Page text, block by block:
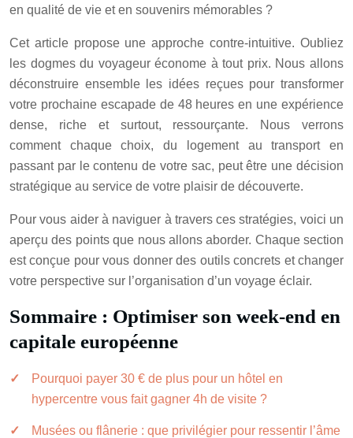
en qualité de vie et en souvenirs mémorables ?
Cet article propose une approche contre-intuitive. Oubliez
les dogmes du voyageur économe à tout prix. Nous allons
déconstruire ensemble les idées reçues pour transformer
votre prochaine escapade de 48 heures en une expérience
dense, riche et surtout, ressourçante. Nous verrons
comment chaque choix, du logement au transport en
passant par le contenu de votre sac, peut être une décision
stratégique au service de votre plaisir de découverte.
Pour vous aider à naviguer à travers ces stratégies, voici un
aperçu des points que nous allons aborder. Chaque section
est conçue pour vous donner des outils concrets et changer
votre perspective sur l’organisation d’un voyage éclair.
Sommaire : Optimiser son week-end en
capitale européenne
Pourquoi payer 30 € de plus pour un hôtel en
hypercentre vous fait gagner 4h de visite ?
Musées ou flânerie : que privilégier pour ressentir l’âme